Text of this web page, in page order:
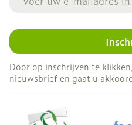
Door op inschrijven te
nieuwsbrief en gaat u